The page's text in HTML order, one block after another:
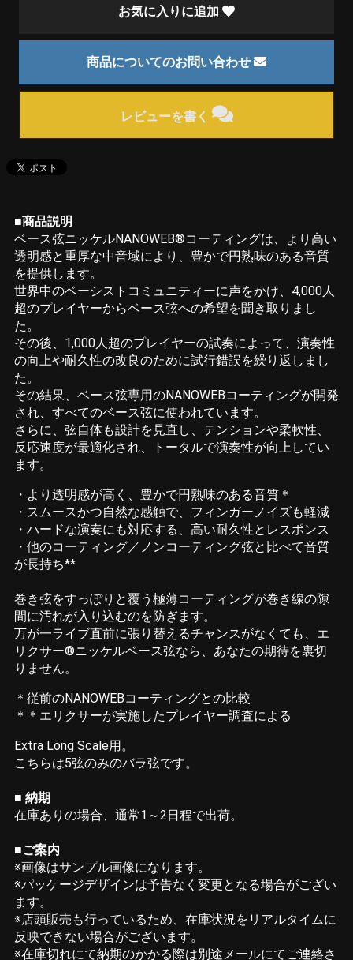
お気に入りに追加
商品についてのお問い合わせ
レビューを書く
■商品説明
ベース弦ニッケルNANOWEB®コーティングは、より高い
透明感と重厚な中音域により、豊かで円熟味のある音質
を提供します。
世界中のベーシストコミュニティーに声をかけ、4,000人
超のプレイヤーからベース弦への希望を聞き取りまし
た。
その後、1,000人超のプレイヤーの試奏によって、演奏性
の向上や耐久性の改良のために試行錯誤を繰り返しまし
た。
その結果、ベース弦専用のNANOWEBコーティングが開発
され、すべてのベース弦に使われています。
さらに、弦自体も設計を見直し、テンションや柔軟性、
反応速度が最適化され、トータルで演奏性が向上してい
ます。
・より透明感が高く、豊かで円熟味のある音質＊
・スムースかつ自然な感触で、フィンガーノイズも軽減
・ハードな演奏にも対応する、高い耐久性とレスポンス
・他のコーティング／ノンコーティング弦と比べて音質
が長持ち**
巻き弦をすっぽりと覆う極薄コーティングが巻き線の隙
間に汚れが入り込むのを防ぎます。
万が一ライブ直前に張り替えるチャンスがなくても、エ
リクサー®ニッケルベース弦なら、あなたの期待を裏切
りません。
＊従前のNANOWEBコーティングとの比較
＊＊エリクサーが実施したプレイヤー調査による
Extra Long Scale用。
こちらは5弦のみのバラ弦です。
■ 納期
在庫ありの場合、通常1～2日程で出荷。
■ご案内
※画像はサンプル画像になります。
※パッケージデザインは予告なく変更となる場合がござい
ます。
※店頭販売も行っているため、在庫状況をリアルタイムに
反映できない場合がございます。
※在庫切れにて納期のかかる際は別途メールにてご連絡さ